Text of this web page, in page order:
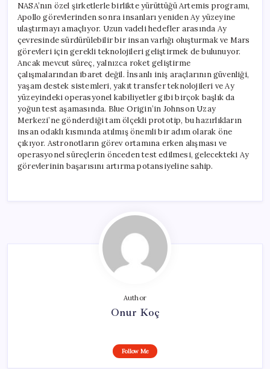
NASA’nın özel şirketlerle birlikte yürüttüğü Artemis programı,
Apollo görevlerinden sonra insanları yeniden Ay yüzeyine
ulaştırmayı amaçlıyor. Uzun vadeli hedefler arasında Ay
çevresinde sürdürülebilir bir insan varlığı oluşturmak ve Mars
görevleri için gerekli teknolojileri geliştirmek de bulunuyor.
Ancak mevcut süreç, yalnızca roket geliştirme
çalışmalarından ibaret değil. İnsanlı iniş araçlarının güvenliği,
yaşam destek sistemleri, yakıt transfer teknolojileri ve Ay
yüzeyindeki operasyonel kabiliyetler gibi birçok başlık da
yoğun test aşamasında. Blue Origin’in Johnson Uzay
Merkezi’ne gönderdiği tam ölçekli prototip, bu hazırlıkların
insan odaklı kısmında atılmış önemli bir adım olarak öne
çıkıyor. Astronotların görev ortamına erken alışması ve
operasyonel süreçlerin önceden test edilmesi, gelecekteki Ay
görevlerinin başarısını artırma potansiyeline sahip.
Author
Onur Koç
Follow Me